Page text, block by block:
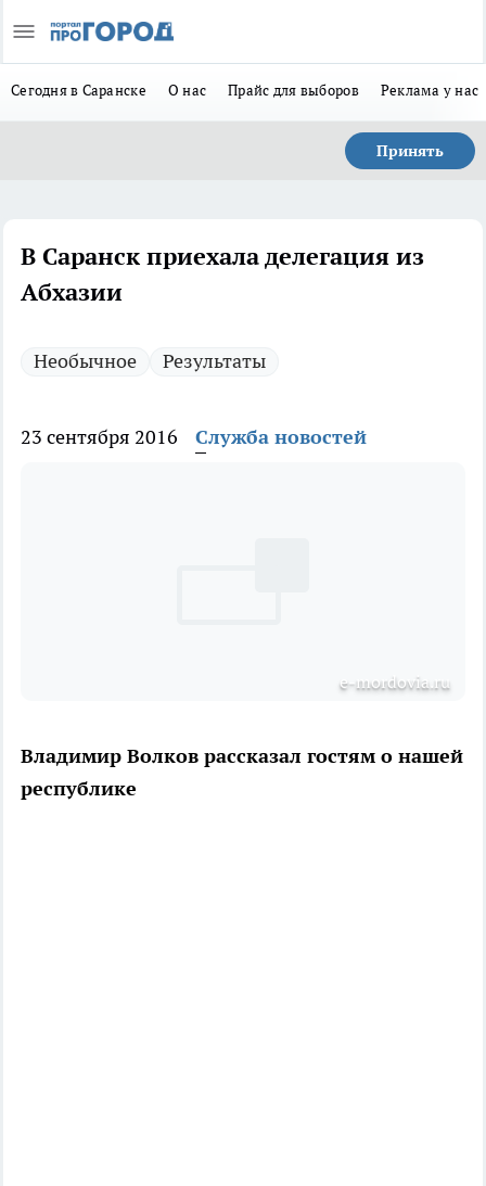
Сегодня в Саранске О нас Прайс для выборов Реклама у нас
Принять
В Саранск приехала делегация из
Абхазии
Необычное Результаты
23 сентября 2016 Служба новостей
e-mordovia.ru
Владимир Волков рассказал гостям о нашей
республике